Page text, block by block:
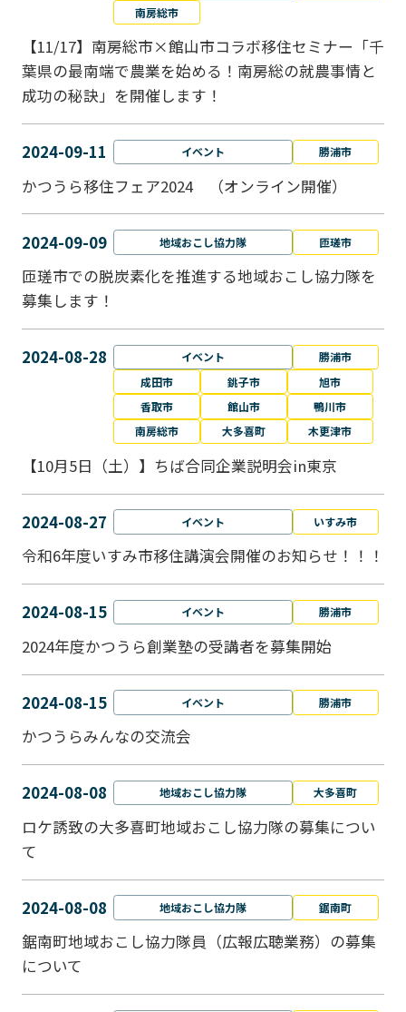
南房総市
【11/17】南房総市×館山市コラボ移住セミナー「千
葉県の最南端で農業を始める！南房総の就農事情と
成功の秘訣」を開催します！
2024-09-11 イベント 勝浦市
かつうら移住フェア2024 （オンライン開催）
2024-09-09 地域おこし協力隊 匝瑳市
匝瑳市での脱炭素化を推進する地域おこし協⼒隊を
募集します！
2024-08-28 イベント
勝浦市
成田市
銚子市
旭市
香取市
館山市
鴨川市
南房総市
大多喜町 木更津市
【10月5日（土）】ちば合同企業説明会in東京
2024-08-27 イベント いすみ市
令和6年度いすみ市移住講演会開催のお知らせ！！！
2024-08-15 イベント 勝浦市
2024年度かつうら創業塾の受講者を募集開始
2024-08-15 イベント 勝浦市
かつうらみんなの交流会
2024-08-08 地域おこし協力隊 大多喜町
ロケ誘致の大多喜町地域おこし協力隊の募集につい
て
2024-08-08 地域おこし協力隊 鋸南町
鋸南町地域おこし協力隊員（広報広聴業務）の募集
について